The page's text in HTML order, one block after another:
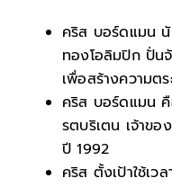
คริส บอร์ดแมน
ทองโอลิมปิก ปั่น
เพื่อสร้างความต
คริส บอร์ดแมน
รตบริเตน เจ้าขอ
ปี 1992
คริส ตั้งเป้าใช้เว